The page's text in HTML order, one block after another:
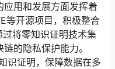
用和发展方面发挥着
等开源项目，积极整合
将零知识证明技术集
的隐私保护能力。
识证明，保障数据在多